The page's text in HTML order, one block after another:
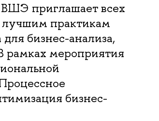
приглашает всех
практикам
бизнес-анализа,
рамках мероприятия
бизнес-